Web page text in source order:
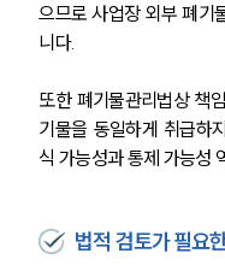
으므로 사업장 외부 폐기
니다.
또한 폐기물관리법상 책
기물을 동일하게 취급하
식 가능성과 통제 가능성
법적 검토가 필요